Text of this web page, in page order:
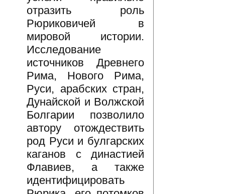
отразить роль
Рюриковичей в
мировой истории.
Исследование
источников Древнего
Рима, Нового Рима,
Руси, арабских стран,
Дунайской и Волжской
Болгарии позволило
автору отождествить
род Руси и булгарских
каганов с династией
Флавиев, а также
идентифицировать